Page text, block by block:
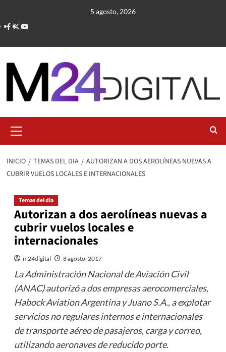
contenido
5 agosto, 2026
primario
INICIO TEMAS DEL DIA
AUTORIZAN A DOS AEROLÍNEAS NUEVAS A
CUBRIR VUELOS LOCALES E INTERNACIONALES
Temas del dia
Autorizan a dos aerolíneas nuevas a
cubrir vuelos locales e
internacionales
m24digital 8 agosto, 2017
La Administración Nacional de Aviación Civil
(ANAC) autorizó a dos empresas aerocomerciales,
Habock Aviation Argentina y Juano S.A., a explotar
servicios no regulares internos e internacionales
de transporte aéreo de pasajeros, carga y correo,
utilizando aeronaves de reducido porte.